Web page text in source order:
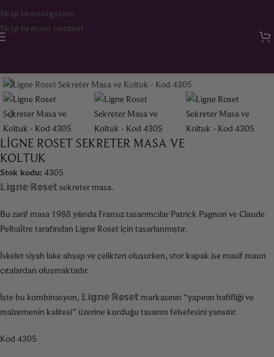
Skip to navigation
Skip to main content
LIGNE ROSET SEKRETER MASA VE
KOLTUK
Stok kodu: 4305
𝕃𝕚𝕘𝕟𝕖 ℝ𝕠𝕤𝕖𝕥 sekreter masa.
Bu zarif masa 1988 yılında Fransız tasarımcılar Patrick Pagnon ve Claude
Pelhaître tarafından Ligne Roset için tasarlanmıştır.
İskelet siyah lake ahşap ve çelikten oluşurken, stor kapak ise masif maun
çıtalardan oluşmaktadır.
İşte bu kombinasyon, 𝕃𝕚𝕘𝕟𝕖 ℝ𝕠𝕤𝕖𝕥 markasının “yapının hafifliği ve
malzemenin kalitesi” üzerine kurduğu tasarım felsefesini yansıtır.
Kod 4305